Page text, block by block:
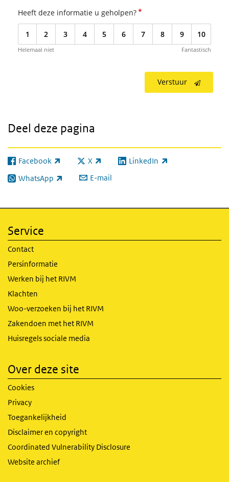
Heeft deze informatie u geholpen?*
1 2 3 4 5 6 7 8 9 10
Helemaal niet Fantastisch
Verstuur
Deel deze pagina
Facebook
(externe link) X
(externe link) LinkedIn
(externe link)
WhatsApp
(externe link) E-mail
Service
Contact
Persinformatie
Werken bij het RIVM
Klachten
Woo-verzoeken bij het RIVM
Zakendoen met het RIVM
Huisregels sociale media
Over deze site
Cookies
Privacy
Toegankelijkheid
Disclaimer en copyright
Coordinated Vulnerability Disclosure
Website archief